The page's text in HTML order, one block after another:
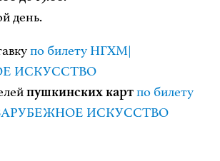
день.
по билету НГХМ|
ИСКУССТВО
пушкинских карт по билету
ЗАРУБЕЖНОЕ ИСКУССТВО